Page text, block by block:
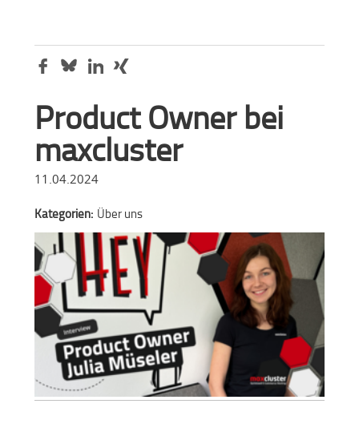
Product Owner bei
maxcluster
11.04.2024
Kategorien: Über uns